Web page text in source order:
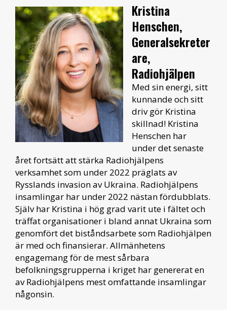
Kristina
Henschen,
Generalsekreter
are,
Radiohjälpen
Med sin energi, sitt
kunnande och sitt
driv gör Kristina
skillnad! Kristina
Henschen har
under det senaste
året fortsätt att stärka Radiohjälpens
verksamhet som under 2022 präglats av
Rysslands invasion av Ukraina. Radiohjälpens
insamlingar har under 2022 nästan fördubblats.
Själv har Kristina i hög grad varit ute i fältet och
träffat organisationer i bland annat Ukraina som
genomfört det biståndsarbete som Radiohjälpen
är med och finansierar. Allmänhetens
engagemang för de mest sårbara
befolkningsgrupperna i kriget har genererat en
av Radiohjälpens mest omfattande insamlingar
någonsin.